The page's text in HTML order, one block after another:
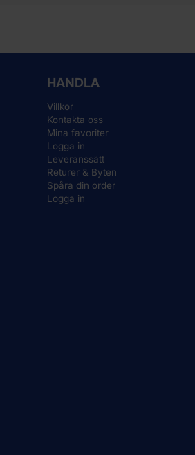
HANDLA
Villkor
Kontakta oss
Mina favoriter
Logga in
Leveranssätt
Returer & Byten
Spåra din order
Logga in